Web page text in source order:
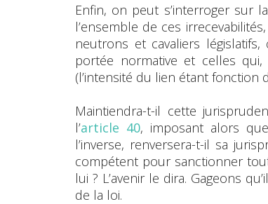
Enfin, on peut s’interroger sur
l’ensemble de ces
neutrons et cavaliers
portée normative et celles
(l’intensité du lien étant fonction
Maintiendra-t-il cette
l’article 40, imposant alors
l’inverse, renversera-t-il sa
compétent pour sanctionner
lui ? L’avenir le dira. Gageons
de la loi.